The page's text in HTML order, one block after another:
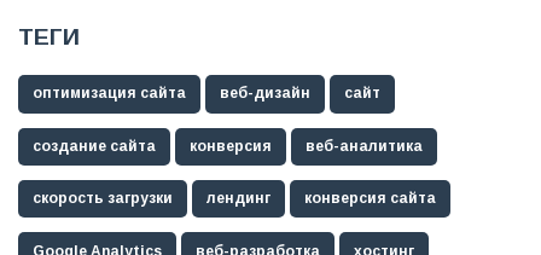
ТЕГИ
оптимизация сайта веб-дизайн сайт
создание сайта конверсия веб-аналитика
скорость загрузки лендинг конверсия сайта
Google Analytics веб-разработка хостинг